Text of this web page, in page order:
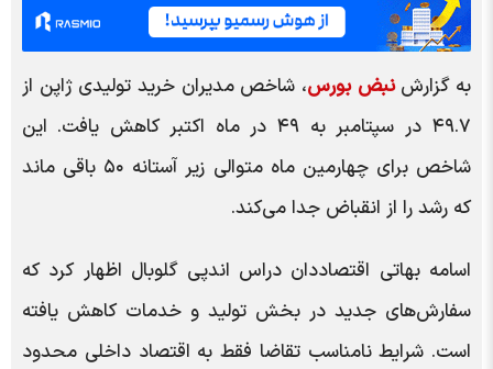
به گزارشنبض بورس، شاخص مدیران خرید تولیدی ژاپن از
۴۹.۷ در سپتامبر به ۴۹ در ماه اکتبر کاهش یافت. این
شاخص برای چهارمین ماه متوالی زیر آستانه ۵۰ باقی ماند
که رشد را از انقباض جدا می‌کند.
اسامه بهاتی اقتصاددان دراس اندپی گلوبال اظهار کرد که
سفارش‌های جدید در بخش تولید و خدمات کاهش یافته
است. شرایط نامناسب تقاضا فقط به اقتصاد داخلی محدود